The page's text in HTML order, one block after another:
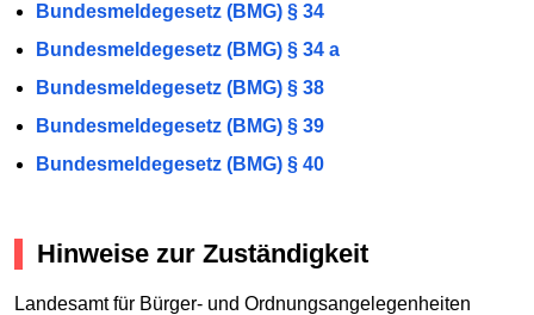
Bundesmeldegesetz (BMG) § 34
Bundesmeldegesetz (BMG) § 34 a
Bundesmeldegesetz (BMG) § 38
Bundesmeldegesetz (BMG) § 39
Bundesmeldegesetz (BMG) § 40
Hinweise zur Zuständigkeit
Landesamt für Bürger- und Ordnungsangelegenheiten